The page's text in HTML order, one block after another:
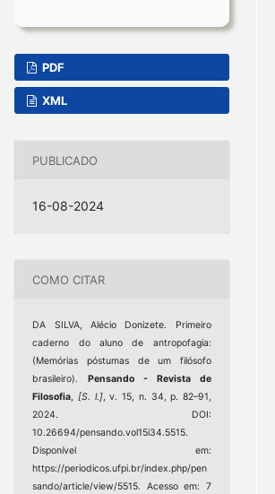
PDF
XML
PUBLICADO
16-08-2024
COMO CITAR
DA SILVA, Alécio Donizete. Primeiro
caderno do aluno de antropofagia:
(Memórias póstumas de um filósofo
brasileiro).Pensando - Revista de
Filosofia, [S. l.], v. 15, n. 34, p. 82–91,
2024. DOI:
10.26694/pensando.vol15i34.5515.
Disponível em:
https://periodicos.ufpi.br/index.php/pen
sando/article/view/5515. Acesso em: 7